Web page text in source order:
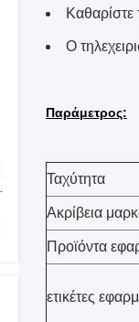
Καθαρίστε
Ο
Παράμετρος:
Ταχύτητα
Ακρίβεια
Προϊόντα
ετικέτες